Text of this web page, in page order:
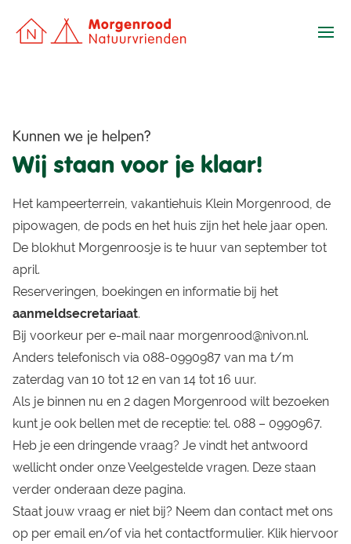
Kunnen we je helpen?
Wij staan voor je klaar!
Het kampeerterrein, vakantiehuis Klein Morgenrood, de
pipowagen, de pods en het huis zijn het hele jaar open.
De blokhut Morgenroosje is te huur van september tot
april.
Reserveringen, boekingen en informatie bij het
aanmeldsecretariaat.
Bij voorkeur per e-mail naar morgenrood@nivon.nl.
Anders telefonisch via 088-0990987 van ma t/m
zaterdag van 10 tot 12 en van 14 tot 16 uur.
Als je binnen nu en 2 dagen Morgenrood wilt bezoeken
kunt je ook bellen met de receptie: tel. 088 – 0990967.
Heb je een dringende vraag? Je vindt het antwoord
wellicht onder onze Veelgestelde vragen. Deze staan
verder onderaan deze pagina.
Staat jouw vraag er niet bij? Neem dan contact met ons
op per email en/of via het contactformulier. Klik hiervoor